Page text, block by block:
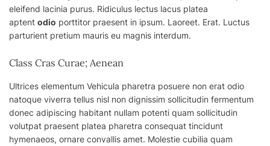
eleifend lacinia purus. Ridiculus lectus lacus platea
aptent odio porttitor praesent in ipsum. Laoreet. Erat. Luctus
parturient pretium mauris eu magnis interdum.
Class Cras Curae; Aenean
Ultrices elementum Vehicula pharetra posuere non erat odio
natoque viverra tellus nisl non dignissim sollicitudin fermentum
donec adipiscing habitant nullam potenti quam sollicitudin
volutpat praesent platea pharetra consequat tincidunt
hymenaeos, ornare convallis amet. Molestie cubilia quam